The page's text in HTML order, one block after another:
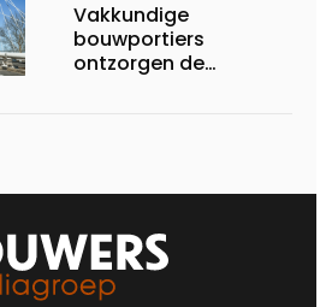
Vakkundige
bouwportiers
ontzorgen de